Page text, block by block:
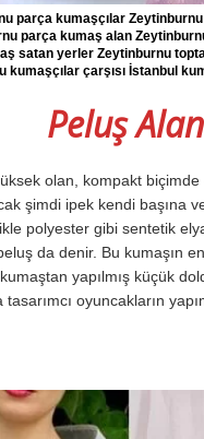
parça kumaşçılar
parça kumaş alan
satan yerler Zeytinburnu
çarşısı İstanbul
Peluş
olan, kompakt biçimde
şimdi ipek kendi başına
polyester gibi sentetik
da denir. Bu kumaşın
yapılmış küçük
tasarımcı oyuncakların